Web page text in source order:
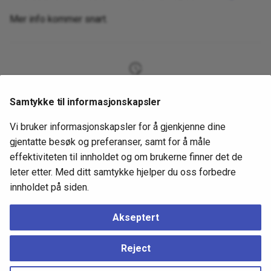
Mer info kommer snart.
4 år siden
GitHub
4. Hello World webserver
Samtykke til informasjonskapsler
Vi bruker informasjonskapsler for å gjenkjenne dine
gjentatte besøk og preferanser, samt for å måle
effektiviteten til innholdet og om brukerne finner det de
leter etter. Med ditt samtykke hjelper du oss forbedre
innholdet på siden.
Akseptert
Reject